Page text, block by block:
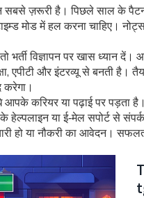
सबसे ज़रूरी है। पिछले साल के
मोड में हल करना चाहिए।
भर्ती विज्ञापन पर खास ध्यान
एपीटी और इंटरव्यू से बनती
करियर या पढ़ाई पर पड़ता
हेल्पलाइन या ई‑मेल सपोर्ट से
हो या नौकरी का आवेदन।